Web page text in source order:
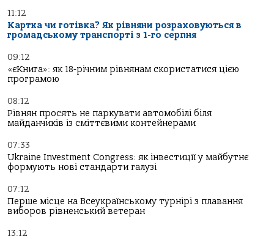
11:12
Картка чи готівка? Як рівняни розраховуються в
громадському транспорті з 1-го серпня
09:12
«єКнига»: як 18-річним рівнянам скористатися цією
програмою
08:12
Рівнян просять не паркувати автомобілі біля
майданчиків із сміттєвими контейнерами
07:33
Ukraine Investment Congress: як інвестиції у майбутнє
формують нові стандарти галузі
07:12
Перше місце на Всеукраїнському турнірі з плавання
виборов рівненський ветеран
13:12